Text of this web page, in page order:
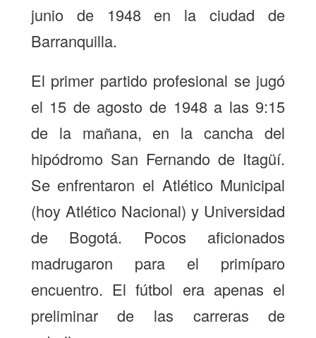
junio de 1948 en la ciudad de
Barranquilla.
El primer partido profesional se jugó
el 15 de agosto de 1948 a las 9:15
de la mañana, en la cancha del
hipódromo San Fernando de Itagüí.
Se enfrentaron el Atlético Municipal
(hoy Atlético Nacional) y Universidad
de Bogotá. Pocos aficionados
madrugaron para el primíparo
encuentro. El fútbol era apenas el
preliminar de las carreras de